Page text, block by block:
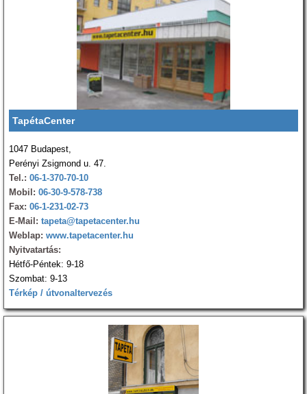
TapétaCenter
1047 Budapest,
Perényi Zsigmond u. 47.
Tel.: 06-1-370-70-10
Mobil: 06-30-9-578-738
Fax: 06-1-231-02-73
E-Mail: tapeta@tapetacenter.hu
Weblap: www.tapetacenter.hu
Nyitvatartás:
Hétfő-Péntek: 9-18
Szombat: 9-13
Térkép / útvonaltervezés